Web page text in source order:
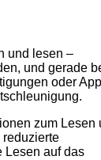
und lesen –
und gerade
oder
zum Lesen
Lesen auf das